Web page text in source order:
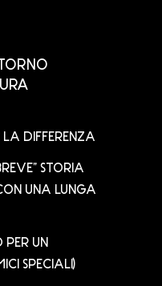
LA DIFFERENZA
STORIA
UNA LUNGA
PER UN
SPECIALI)